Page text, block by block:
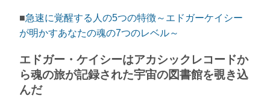
■急速に覚醒する人の5つの特徴～エドガーケイシー
が明かすあなたの魂の7つのレベル～
エドガー・ケイシーはアカシックレコードか
ら魂の旅が記録された宇宙の図書館を覗き込
んだ